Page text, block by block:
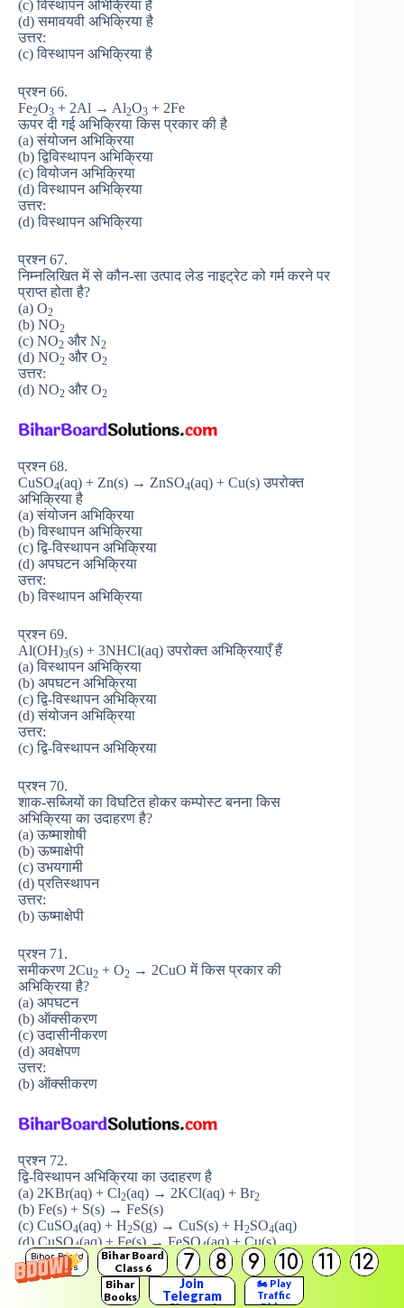
Bihar Board
Solutions
Bihar Board
Class 6
7 8 9 10 11 12
Bihar
Books
Join
Telegram
🏍️ Play
Traffic
(c) विस्थापन अभिक्रिया है
(d) समावयवी अभिक्रिया है
उत्तर:
(c) विस्थापन अभिक्रिया है
प्रश्न 66.
Fe2O3 + 2Al → Al2O3 + 2Fe
ऊपर दी गई अभिक्रिया किस प्रकार की है
(a) संयोजन अभिक्रिया
(b) द्विविस्थापन अभिक्रिया
(c) वियोजन अभिक्रिया
(d) विस्थापन अभिक्रिया
उत्तर:
(d) विस्थापन अभिक्रिया
प्रश्न 67.
निम्नलिखित में से कौन-सा उत्पाद लेड नाइट्रेट को गर्म करने पर
प्राप्त होता है?
(a) O2
(b) NO2
(c) NO2 और N2
(d) NO2 और O2
उत्तर:
(d) NO2 और O2
प्रश्न 68.
CuSO4(aq) + Zn(s) → ZnSO4(aq) + Cu(s) उपरोक्त
अभिक्रिया है
(a) संयोजन अभिक्रिया
(b) विस्थापन अभिक्रिया
(c) द्वि-विस्थापन अभिक्रिया
(d) अपघटन अभिक्रिया
उत्तर:
(b) विस्थापन अभिक्रिया
प्रश्न 69.
Al(OH)3(s) + 3NHCl(aq) उपरोक्त अभिक्रियाएँ हैं
(a) विस्थापन अभिक्रिया
(b) अपघटन अभिक्रिया
(c) द्वि-विस्थापन अभिक्रिया
(d) संयोजन अभिक्रिया
उत्तर:
(c) द्वि-विस्थापन अभिक्रिया
प्रश्न 70.
शाक-सब्जियों का विघटित होकर कम्पोस्ट बनना किस
अभिक्रिया का उदाहरण है?
(a) ऊष्माशोषी
(b) ऊष्माक्षेपी
(c) उभयगामी
(d) प्रतिस्थापन
उत्तर:
(b) ऊष्माक्षेपी
प्रश्न 71.
समीकरण 2Cu2 + O2 → 2CuO में किस प्रकार की
अभिक्रिया है?
(a) अपघटन
(b) ऑक्सीकरण
(c) उदासीनीकरण
(d) अवक्षेपण
उत्तर:
(b) ऑक्सीकरण
प्रश्न 72.
द्वि-विस्थापन अभिक्रिया का उदाहरण है
(a) 2KBr(aq) + Cl2(aq) → 2KCl(aq) + Br2
(b) Fe(s) + S(s) → FeS(s)
(c) CuSO4(aq) + H2S(g) → CuS(s) + H2SO4(aq)
(d) CuSO4(aq) + Fe(s) → FeSO4(aq) + Cu(s)
उत्तर:
(c) CuSO4(aq) + H2S(g) → CuS(s) + H2SO4(aq)